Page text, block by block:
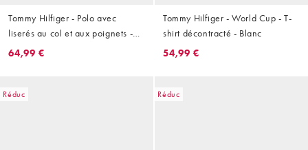
Tommy Hilfiger - Polo avec
liserés au col et aux poignets -
Bleu marine
64,99 €
Tommy Hilfiger - World Cup - T-
shirt décontracté - Blanc
54,99 €
Réduc Réduc